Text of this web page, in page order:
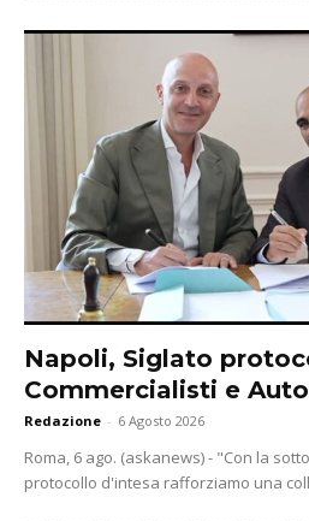
Napoli, Siglato
Commercialisti e
Redazione - 6 Agosto 2026
Roma, 6 ago. (askanews) - "Con la
protocollo d'intesa rafforziamo una